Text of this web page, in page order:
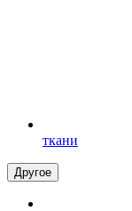
ткани
Другое